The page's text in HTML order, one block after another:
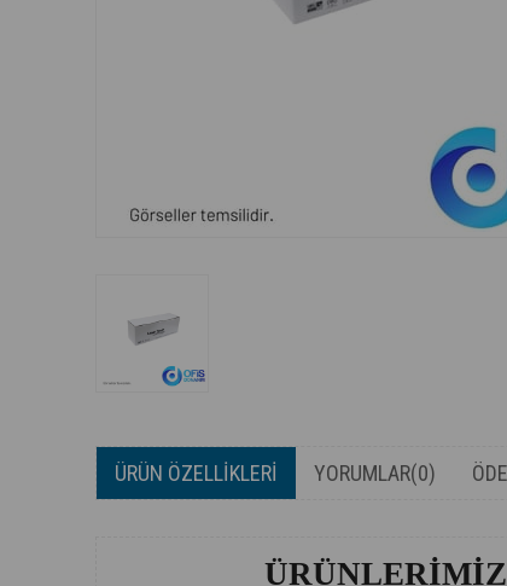
ÜRÜN ÖZELLIKLERI YORUMLAR(0)